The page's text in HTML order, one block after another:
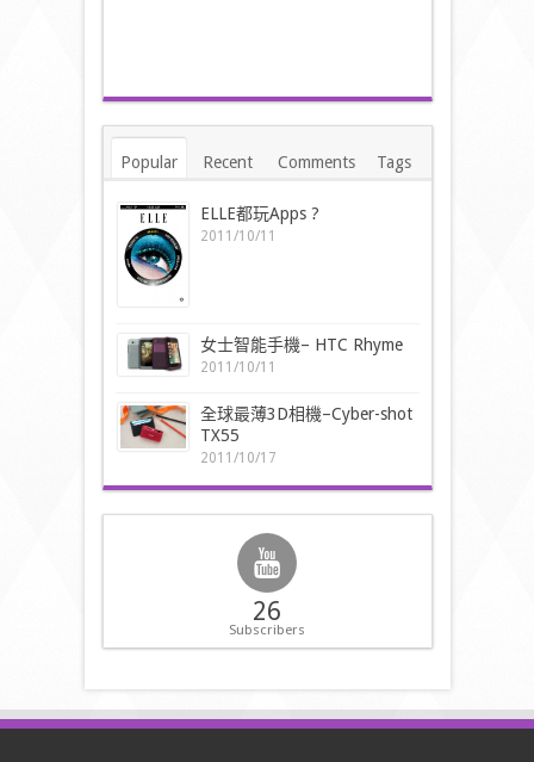
Popular Recent Comments Tags
ELLE都玩Apps ?
2011/10/11
女士智能手機– HTC Rhyme
2011/10/11
全球最薄3D相機–Cyber-shot
TX55
2011/10/17
26
Subscribers